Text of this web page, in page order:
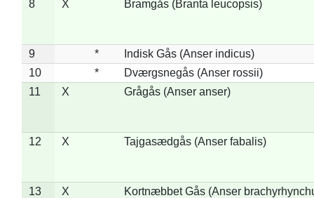
8 X Bramgås (Branta leucopsis)
9 *
Indisk Gås (Anser indicus)
10
*
Dværgsnegås (Anser rossii)
11
X Grågås (Anser anser)
12 X Tajgasædgås (Anser fabalis)
13 X Kortnæbbet Gås (Anser